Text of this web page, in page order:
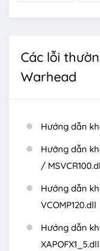
Các lỗi
Warhead
Hướng dẫn
Hướng dẫn
/
Hướng dẫn
VCOMP120.dll
Hướng dẫn
XAPOFX1_5.dll